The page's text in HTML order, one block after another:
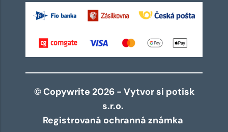
© Copywrite 2026 - Vytvor si potisk
s.r.o.
Registrovaná ochranná známka